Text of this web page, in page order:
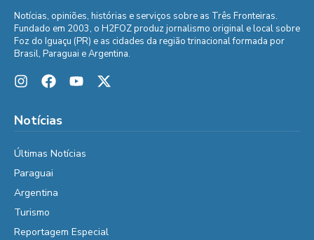
Notícias, opiniões, histórias e serviços sobre as Três Fronteiras.
Fundado em 2003, o H2FOZ produz jornalismo original e local sobre
Foz do Iguaçu (PR) e as cidades da região trinacional formada por
Brasil, Paraguai e Argentina.
Notícias
Últimas Notícias
Paraguai
Argentina
Turismo
Reportagem Especial